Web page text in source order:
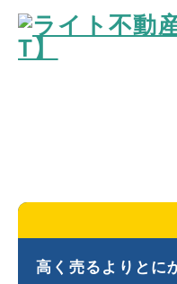
高く売るより とに